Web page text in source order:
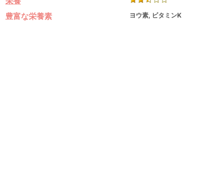
豊富な栄養素
ヨウ素, ビタミンK